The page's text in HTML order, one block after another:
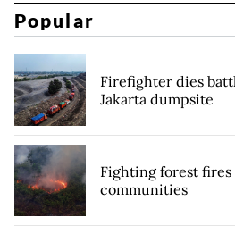
Popular
Firefighter dies
Jakarta dumpsite
Fighting forest
communities